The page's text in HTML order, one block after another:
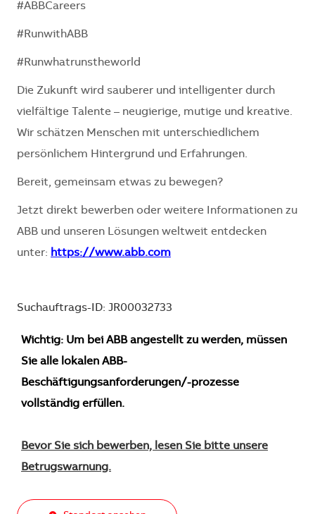
#ABBCareers
#RunwithABB
#Runwhatrunstheworld
Die Zukunft wird sauberer und intelligenter durch
vielfältige Talente – neugierige, mutige und kreative.
Wir schätzen Menschen mit unterschiedlichem
persönlichem Hintergrund und Erfahrungen.
Bereit, gemeinsam etwas zu bewegen?
Jetzt direkt bewerben oder weitere Informationen zu
ABB und unseren Lösungen weltweit entdecken
unter: https://www.abb.com
Suchauftrags-ID: JR00032733
Wichtig: Um bei ABB angestellt zu werden, müssen
Sie alle lokalen ABB-
Beschäftigungsanforderungen/-prozesse
vollständig erfüllen.
Bevor Sie sich bewerben, lesen Sie bitte unsere
Betrugswarnung.